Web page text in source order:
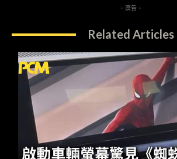
- 廣告 -
Related Articles